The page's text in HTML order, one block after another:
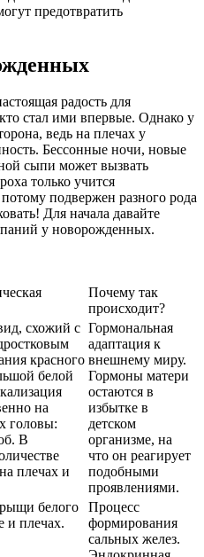
предотвратить
радость для
стал ими впервые. Однако у
ведь на плечах у
Бессонные ночи, новые
сыпи может вызвать
только учится
подвержен разного рода
Для начала давайте
у новорожденных.
Почему так
происходит?
схожий с
красного
белой
на
головы:
В
плечах и
Гормональная
адаптация к
внешнему миру.
Гормоны матери
остаются в
избытке в
детском
организме, на
что он реагирует
подобными
проявлениями.
белого
и плечах.
Процесс
формирования
сальных желез.